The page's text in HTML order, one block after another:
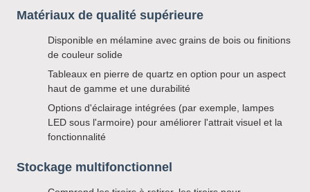
Matériaux de qualité supérieure
Disponible en mélamine avec grains de bois ou finitions
de couleur solide
Tableaux en pierre de quartz en option pour un aspect
haut de gamme et une durabilité
Options d'éclairage intégrées (par exemple, lampes
LED sous l'armoire) pour améliorer l'attrait visuel et la
fonctionnalité
Stockage multifonctionnel